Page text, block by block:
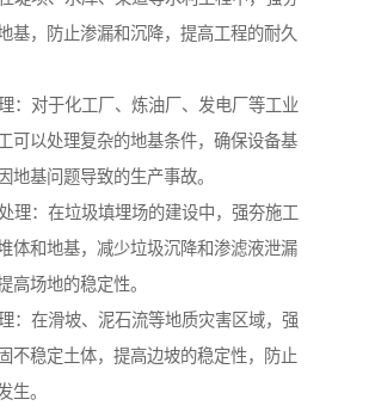
基，防止渗漏和沉降，提高工程的耐久
：对于化工厂、炼油厂、发电厂等工业
可以处理复杂的地基条件，确保设备基
地基问题导致的生产事故。
理：在垃圾填埋场的建设中，强夯施工
体和地基，减少垃圾沉降和渗滤液泄漏
高场地的稳定性。
：在滑坡、泥石流等地质灾害区域，强
不稳定土体，提高边坡的稳定性，防止
生。